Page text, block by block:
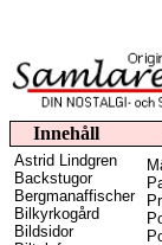
Innehåll
Astrid Lindgren
Backstugor
Bergmanaffischer
Bilkyrkogård
Bildsidor